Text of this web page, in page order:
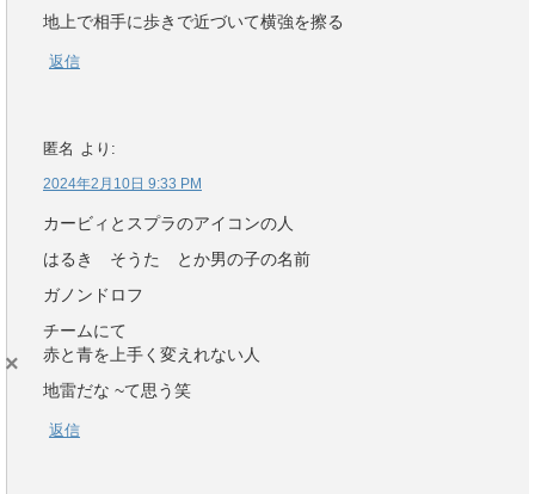
地上で相手に歩きで近づいて横強を擦る
返信
匿名 より:
2024年2月10日 9:33 PM
カービィとスプラのアイコンの人
はるき そうた とか男の子の名前
ガノンドロフ
チームにて
赤と青を上手く変えれない人
地雷だな ~て思う笑
返信
×